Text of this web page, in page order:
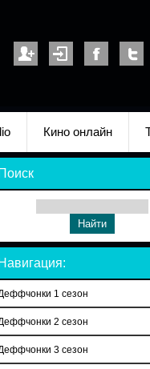
Кино онлайн
1 сезон
2 сезон
3 сезон